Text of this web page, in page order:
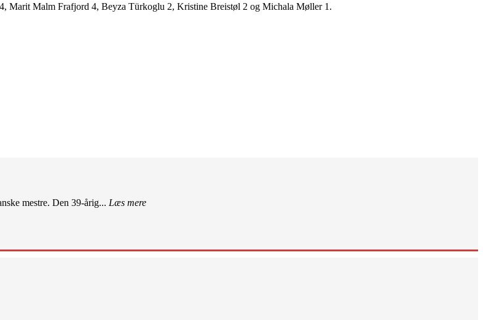
Marit Malm Frafjord 4, Beyza Türkoglu 2, Kristine Breistøl 2 og Michala Møller 1.
mestre. Den 39-årig... Læs mere